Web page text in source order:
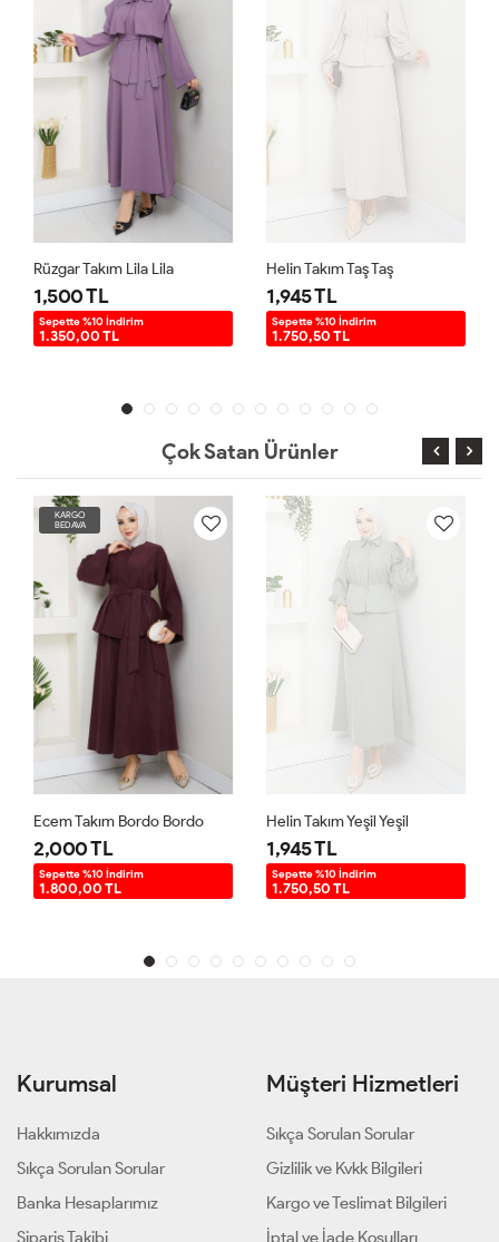
Rüzgar Takım Lila Lila
1,500 TL
Sepette %10 İndirim
1.350,00 TL
Helin Takım Taş Taş
1,945 TL
Sepette %10 İndirim
1.750,50 TL
Çok Satan Ürünler
KARGO
BEDAVA
Ecem Takım Bordo Bordo
2,000 TL
Sepette %10 İndirim
1.800,00 TL
Helin Takım Yeşil Yeşil
1,945 TL
Sepette %10 İndirim
1.750,50 TL
Kurumsal
Hakkımızda
Sıkça Sorulan Sorular
Banka Hesaplarımız
Sipariş Takibi
Müşteri Hizmetleri
Sıkça Sorulan Sorular
Gizlilik ve Kvkk Bilgileri
Kargo ve Teslimat Bilgileri
İptal ve İade Koşulları